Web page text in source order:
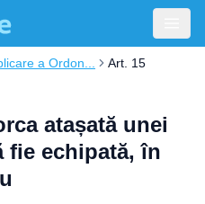
a Ordon... Art. 15
atașată unei
fie echipată, în